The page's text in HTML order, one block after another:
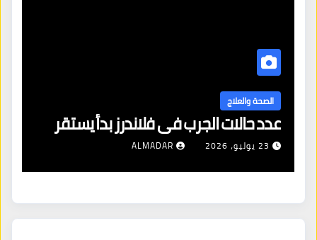
الصحة والعلاج
عدد حالات الجرب في فلاندرز بدأ يستقر
23 يوليو، 2026 ALMADAR